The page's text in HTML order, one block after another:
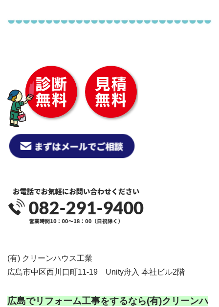
(有) クリーンハウス工業
広島市中区西川口町11-19　Unity舟入 本社ビル2階
広島でリフォーム工事をするなら(有)クリーンハ